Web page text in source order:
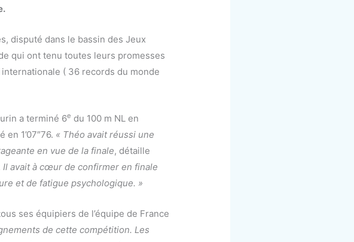
disputé dans le bassin des Jeux
qui ont tenu toutes leurs promesses
( 36 records du monde
a terminé 6e du 100 m NL en
1’07″76. « Théo avait réussi une
en vue de la finale, détaille
Il avait à cœur de confirmer en finale
et de fatigue psychologique. »
ses équipiers de l’équipe de France
de cette compétition. Les